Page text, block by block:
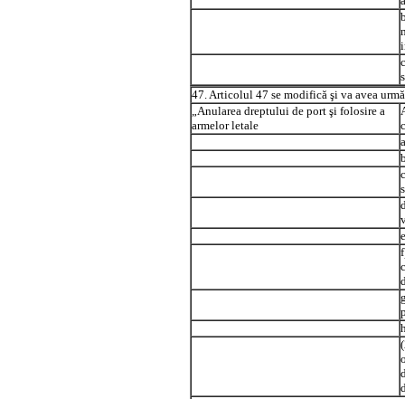
47. Articolul 47 se modifică şi va avea
„Anularea dreptului de port şi folosire a
armelor letale